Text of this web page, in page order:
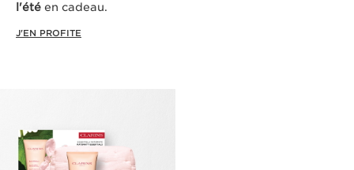
l'été en cadeau.
J'EN PROFITE